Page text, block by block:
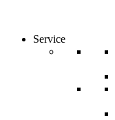
Service